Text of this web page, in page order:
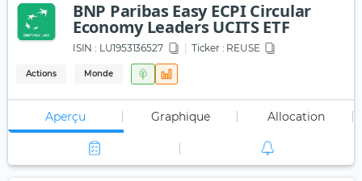
BNP Paribas Easy ECPI Circular
Economy Leaders UCITS ETF
ISIN : LU1953136527 Ticker : REUSE
Actions Monde
Aperçu Graphique Allocation